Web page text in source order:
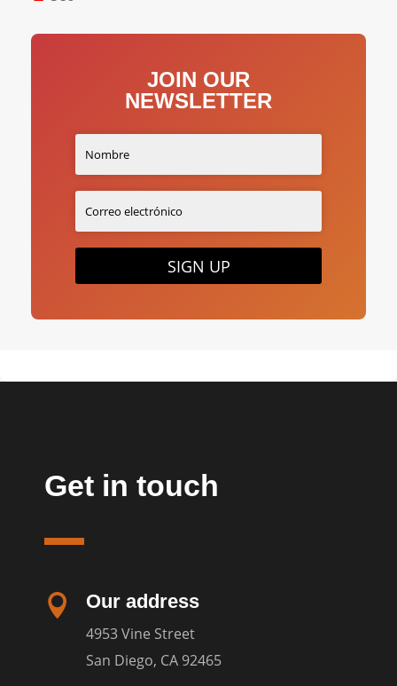
JOIN OUR
NEWSLETTER
SIGN UP
Get in touch
 Our address
4953 Vine Street
San Diego, CA 92465